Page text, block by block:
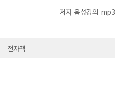
저자 음성강의 mp3
전자책